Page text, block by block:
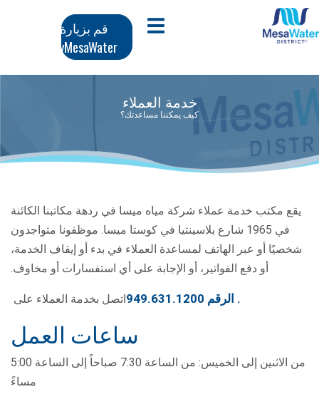
افتح قائمة الجوالقم بزيارة
MyMesaWater
خدمة العملاء
كيف يمكننا مساعدتك؟
يقع مكتب خدمة عملاء شركة مياه ميسا في ردهة مكاتبنا الكائنة
في 1965 شارع بلاسينتيا في كوستا ميسا. موظفونا متواجدون
شخصيًا أو عبر الهاتف لمساعدة العملاء في بدء أو إيقاف الخدمة،
أو دفع الفواتير، أو الإجابة على أي استفسارات أو مخاوف.
اتصل بخدمة العملاء على الرقم 949.631.1200
ساعات العمل
من الاثنين إلى الخميس: من الساعة 7:30 صباحاً إلى الساعة 5:00
مساءً